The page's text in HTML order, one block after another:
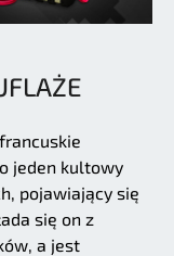
jeden kultowy
pojawiający się
się on z
a jest